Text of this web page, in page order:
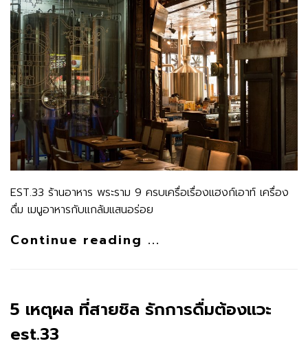
EST.33 ร้านอาหาร พระราม 9 ครบเครื่อเรื่องแฮงก์เอาท์ เครื่อง
ดื่ม เมนูอาหารกับแกล้มแสนอร่อย
Continue reading ...
5 เหตุผล ที่สายชิล รักการดื่มต้องแวะ
est.33